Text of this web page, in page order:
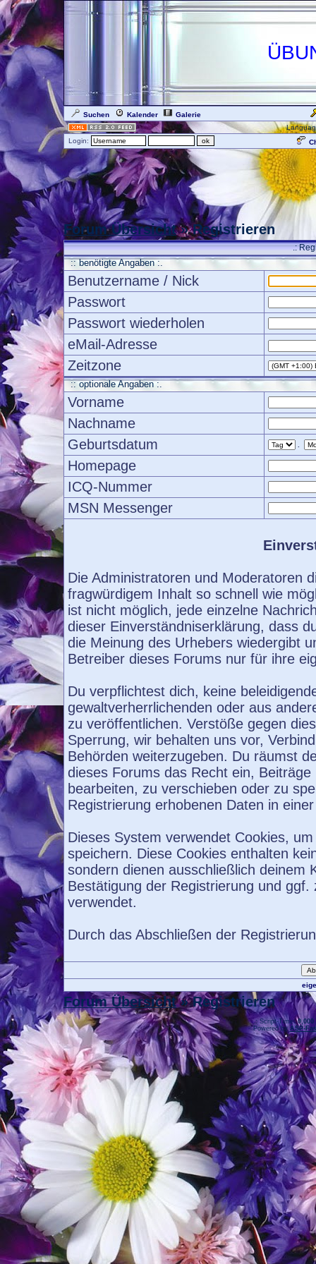
Suchen Kalender
Galerie
Login:
Forum Übersicht» Registrieren
.:
:: benötigte Angaben :.
Benutzername / Nick
Passwort
Passwort wiederholen
eMail-Adresse
Zeitzone
:: optionale Angaben :.
Vorname
Nachname
Geburtsdatum
Homepage
ICQ-Nummer
MSN Messenger
Die Administratoren und Moderatoren
fragwürdigem Inhalt so schnell wie
ist nicht möglich, jede einzelne
dieser Einverständniserklärung, dass
die Meinung des Urhebers wiedergibt
Betreiber dieses Forums nur für ihre
Du verpflichtest dich, keine
gewaltverherrlichenden oder aus
zu veröffentlichen. Verstöße gegen
Sperrung, wir behalten uns vor,
Behörden weiterzugeben. Du räumst
dieses Forums das Recht ein,
bearbeiten, zu verschieben oder zu
Registrierung erhobenen Daten in
Dieses System verwendet Cookies,
speichern. Diese Cookies enthalten
sondern dienen ausschließlich deinem
Bestätigung der Registrierung und
verwendet.
Durch das Abschließen der
Forum Übersicht» Registrieren
.: Script-Time:0,000
Powered byASP-